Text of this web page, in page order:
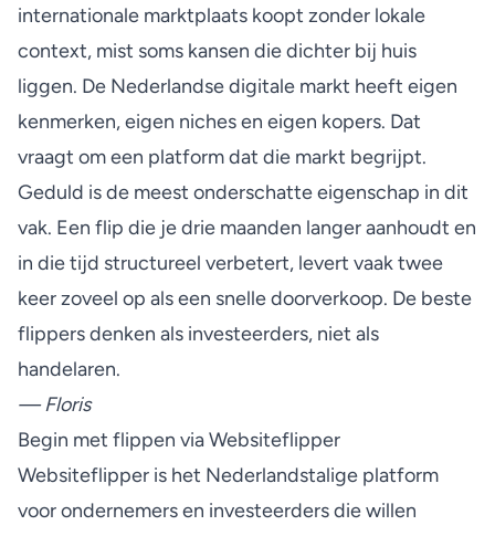
internationale marktplaats koopt zonder lokale
context, mist soms kansen die dichter bij huis
liggen. De Nederlandse digitale markt heeft eigen
kenmerken, eigen niches en eigen kopers. Dat
vraagt om een platform dat die markt begrijpt.
Geduld is de meest onderschatte eigenschap in dit
vak. Een flip die je drie maanden langer aanhoudt en
in die tijd structureel verbetert, levert vaak twee
keer zoveel op als een snelle doorverkoop. De beste
flippers denken als investeerders, niet als
handelaren.
— Floris
Begin met flippen via Websiteflipper
Websiteflipper is het Nederlandstalige platform
voor ondernemers en investeerders die willen